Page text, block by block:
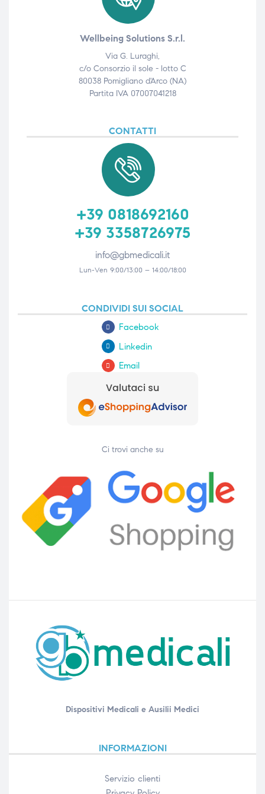
Wellbeing Solutions S.r.l.
Via G. Luraghi,
c/o Consorzio il sole - lotto C
80038 Pomigliano d'Arco (NA)
Partita IVA 07007041218
CONTATTI
+39 0818692160
+39 3358726975
info@gbmedicali.it
Lun-Ven 9:00/13:00 – 14:00/18:00
CONDIVIDI SUI SOCIAL
Facebook
Linkedin
Email
Ci trovi anche su
Dispositivi Medicali e Ausilii Medici
INFORMAZIONI
Servizio clienti